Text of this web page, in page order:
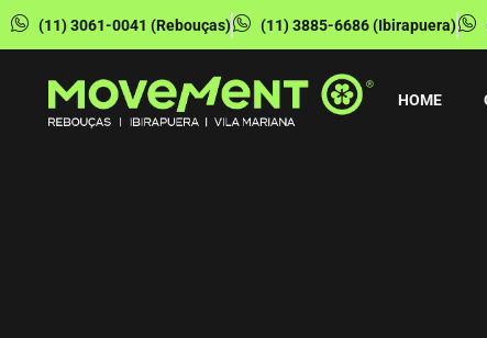
(11) 3061-0041 (Rebouças) (11) 3885-6686 (Ibirapuera)
HOME